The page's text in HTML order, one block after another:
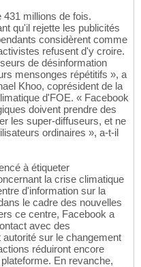
millions de fois.
qu'il rejette les publicités
considèrent comme
refusent d'y croire.
de désinformation
mensonges répétitifs », a
Khoo, coprésident de la
d'FOE. « Facebook
doivent prendre des
les super-diffuseurs, et ne
ordinaires », a-t-il
à étiqueter
la crise climatique
d'information sur la
le cadre des nouvelles
ce centre, Facebook a
avec des
sur le changement
réduiront encore
En revanche,